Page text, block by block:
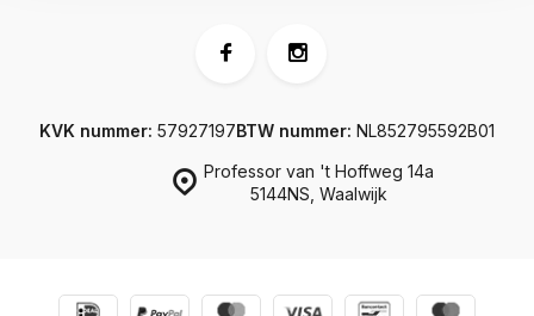
Professor van 't Hoffweg 14a
5144NS, Waalwijk
KVK nummer: 57927197BTW nummer: NL852795592B01